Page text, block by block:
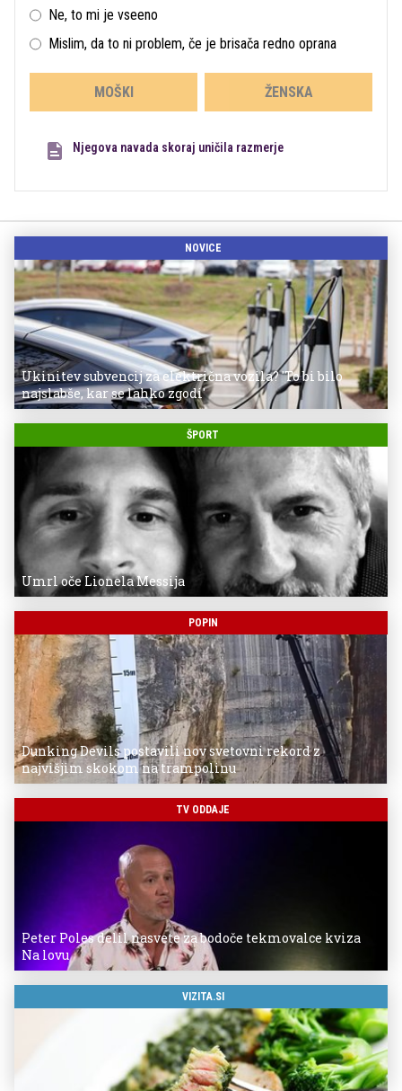
Ne, to mi je vseeno
Mislim, da to ni problem, če je brisača redno oprana
MOŠKI ŽENSKA
Njegova navada skoraj uničila razmerje
NOVICE
Ukinitev subvencij za električna vozila? 'To bi bilo
najslabše, kar se lahko zgodi'
ŠPORT
Umrl oče Lionela Messija
POPIN
Dunking Devils postavili nov svetovni rekord z
najvišjim skokom na trampolinu
TV ODDAJE
Peter Poles delil nasvete za bodoče tekmovalce kviza
Na lovu
VIZITA.SI